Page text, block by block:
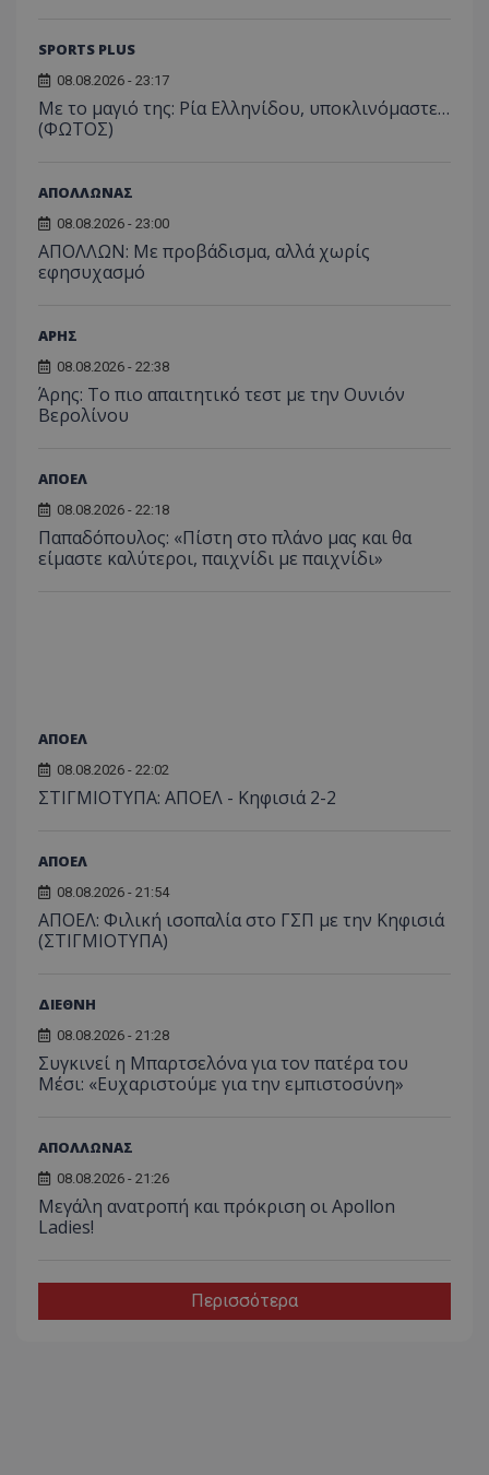
SPORTS PLUS
08.08.2026 - 23:17
Με το μαγιό της: Ρία Ελληνίδου, υποκλινόμαστε…
(ΦΩΤΟΣ)
ΑΠΟΛΛΩΝΑΣ
08.08.2026 - 23:00
ΑΠΟΛΛΩΝ: Με προβάδισμα, αλλά χωρίς
εφησυχασμό
ΑΡΗΣ
08.08.2026 - 22:38
Άρης: Το πιο απαιτητικό τεστ με την Ουνιόν
Βερολίνου
ΑΠΟΕΛ
08.08.2026 - 22:18
Παπαδόπουλος: «Πίστη στο πλάνο μας και θα
είμαστε καλύτεροι, παιχνίδι με παιχνίδι»
ΑΠΟΕΛ
08.08.2026 - 22:02
ΣΤΙΓΜΙΟΤΥΠΑ: ΑΠΟΕΛ - Κηφισιά 2-2
ΑΠΟΕΛ
08.08.2026 - 21:54
ΑΠΟΕΛ: Φιλική ισοπαλία στο ΓΣΠ με την Κηφισιά
(ΣΤΙΓΜΙΟΤΥΠΑ)
ΔΙΕΘΝΗ
08.08.2026 - 21:28
Συγκινεί η Μπαρτσελόνα για τον πατέρα του
Μέσι: «Ευχαριστούμε για την εμπιστοσύνη»
ΑΠΟΛΛΩΝΑΣ
08.08.2026 - 21:26
Μεγάλη ανατροπή και πρόκριση οι Apollon
Ladies!
Περισσότερα